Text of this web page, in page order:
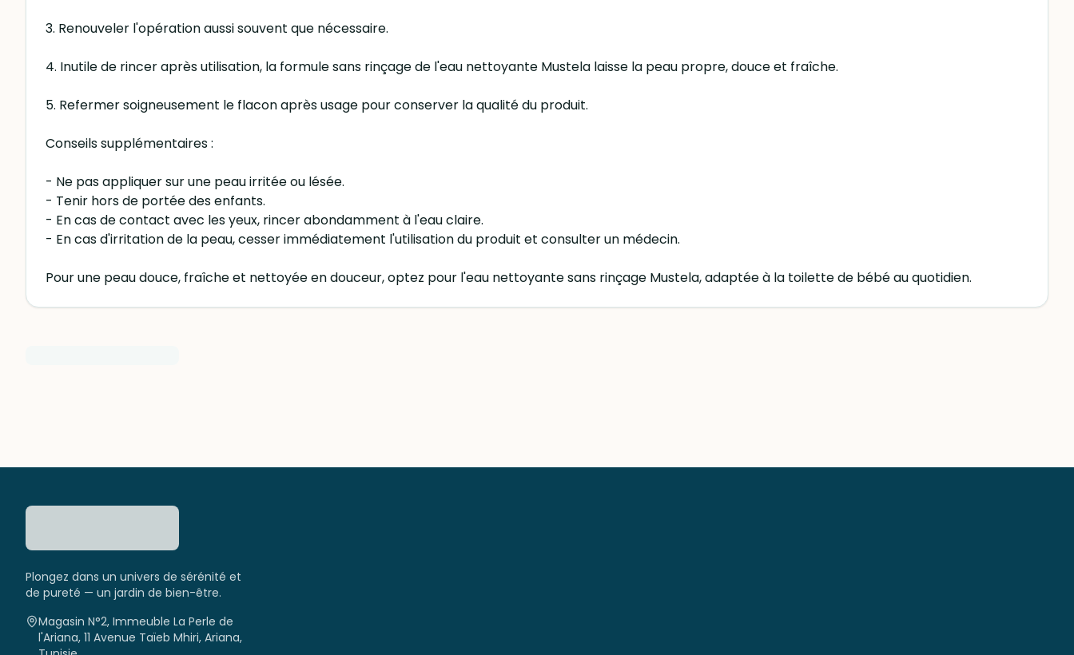
3. Renouveler l'opération aussi souvent que nécessaire.
4. Inutile de rincer après utilisation, la formule sans rinçage de l'eau nettoyante Mustela laisse la peau propre, douce et fraîche.
5. Refermer soigneusement le flacon après usage pour conserver la qualité du produit.
Conseils supplémentaires :
- Ne pas appliquer sur une peau irritée ou lésée.
- Tenir hors de portée des enfants.
- En cas de contact avec les yeux, rincer abondamment à l'eau claire.
- En cas d'irritation de la peau, cesser immédiatement l'utilisation du produit et consulter un médecin.
Pour une peau douce, fraîche et nettoyée en douceur, optez pour l'eau nettoyante sans rinçage Mustela, adaptée à la toilette de bébé au quotidien.
Plongez dans un univers de sérénité et
de pureté — un jardin de bien-être.
Magasin N°2, Immeuble La Perle de
l'Ariana, 11 Avenue Taïeb Mhiri, Ariana,